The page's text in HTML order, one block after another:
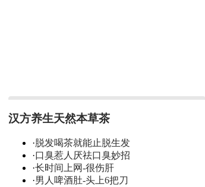
汉方养生天然本草茶
·脱发喝茶就能止脱生发
·口臭惹人厌祛口臭妙招
·长时间上网-很伤肝
·男人啤酒肚-头上6把刀